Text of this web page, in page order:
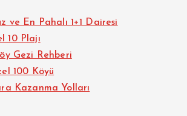
ve En Pahalı 1+1 Dairesi
10 Plajı
Gezi Rehberi
100 Köyü
Kazanma Yolları